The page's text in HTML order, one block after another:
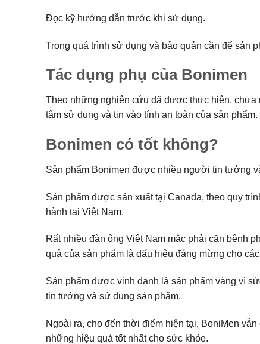
Đọc kỹ hướng dẫn trước khi sử dụng.
Trong quá trình sử dụng và bảo quản cần để sản
Tác dụng phụ của Bonimen
Theo những nghiên cứu đã được thực hiện,
tâm sử dụng và tin vào tính an toàn của sản phẩm.
Bonimen có tốt không?
Sản phẩm Bonimen được nhiều người tin tưởng
Sản phẩm được sản xuất tại Canada, theo quy
hành tại Việt Nam.
Rất nhiều đàn ông Việt Nam mắc phải căn bệnh
quả của sản phẩm là dấu hiệu đáng mừng cho
Sản phẩm được vinh danh là sản phẩm vàng vì
tin tưởng và sử dụng sản phẩm.
Ngoài ra, cho đến thời điểm hiện tại, BoniMen
những hiệu quả tốt nhất cho sức khỏe.